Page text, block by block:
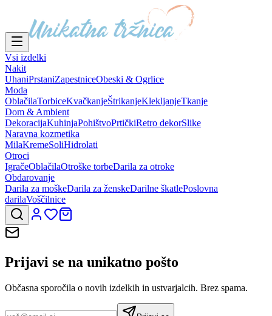
Vsi izdelki
Nakit
UhaniPrstaniZapestniceObeski & Ogrlice
Moda
OblačilaTorbiceKvačkanjeŠtrikanjeKlekljanjeTkanje
Dom & Ambient
DekoracijaKuhinjaPohištvoPrtičkiRetro dekorSlike
Naravna kozmetika
MilaKremeSoliHidrolati
Otroci
IgračeOblačilaOtroške torbeDarila za otroke
Obdarovanje
Darila za moškeDarila za ženskeDarilne škatlePoslovna
darilaVoščilnice
Prijavi se na unikatno pošto
Občasna sporočila o novih izdelkih in ustvarjalcih. Brez spama.